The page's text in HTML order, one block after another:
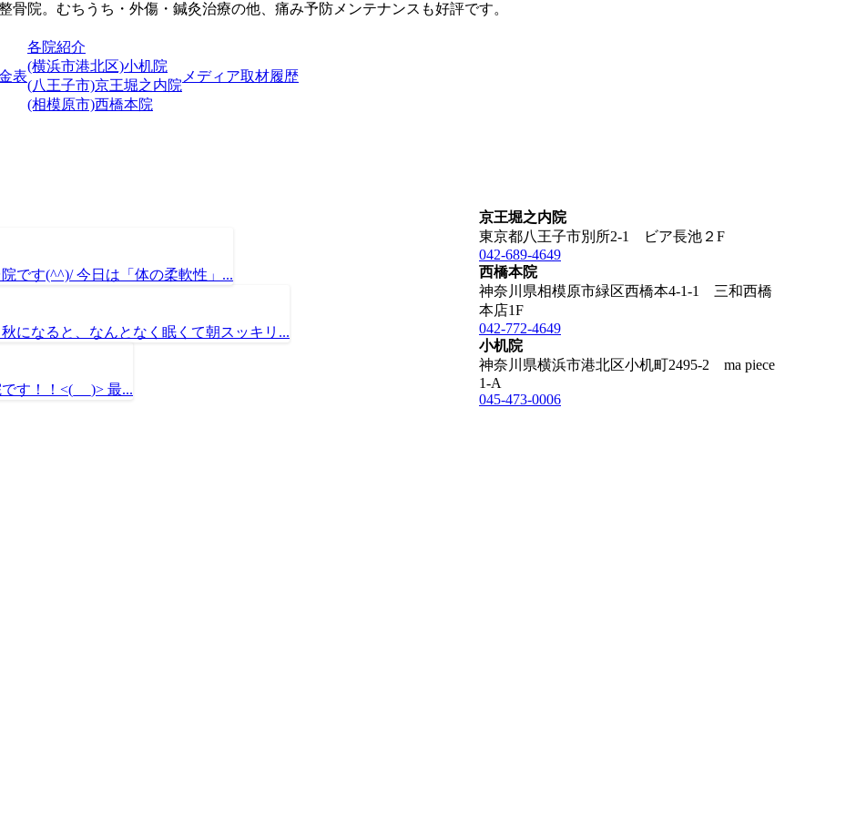
骨院。むちうち・外傷・鍼灸治療の他、痛み予防メンテナンスも好評です。
表
各院紹介
(横浜市港北区)小机院
(八王子市)京王堀之内院
(相模原市)西橋本院
メディア取材履歴
です(^^)/ 今日は「体の柔軟性」...
になると、なんとなく眠くて朝スッキリ...
す！！<(_ _)> 最...
京王堀之内院
東京都八王子市別所2-1 ビア長池２F
042-689-4649
西橋本院
神奈川県相模原市緑区西橋本4-1-1 三和西橋
本店1F
042-772-4649
小机院
神奈川県横浜市港北区小机町2495-2 ma piece
1-A
045-473-0006